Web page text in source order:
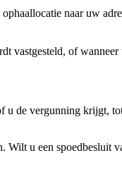
naar uw
of wanneer
de vergunning
u een